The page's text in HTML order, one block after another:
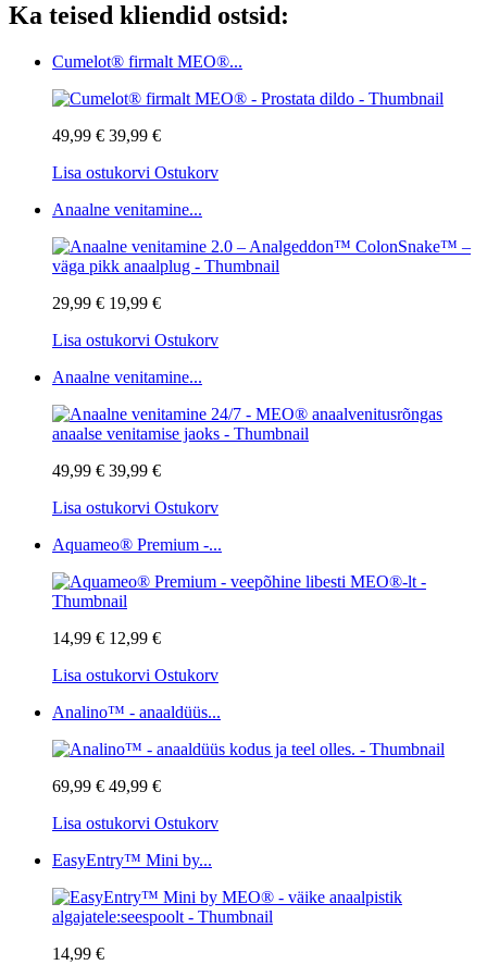
Ka teised kliendid ostsid:
Cumelot® firmalt MEO®...
49,99 € 39,99 €
Lisa ostukorvi Ostukorv
Anaalne venitamine...
29,99 € 19,99 €
Lisa ostukorvi Ostukorv
Anaalne venitamine...
49,99 € 39,99 €
Lisa ostukorvi Ostukorv
Aquameo® Premium -...
14,99 € 12,99 €
Lisa ostukorvi Ostukorv
Analino™ - anaaldüüs...
69,99 € 49,99 €
Lisa ostukorvi Ostukorv
EasyEntry™ Mini by...
14,99 €